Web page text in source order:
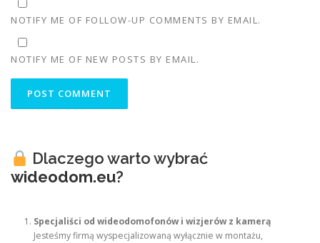
NOTIFY ME OF FOLLOW-UP COMMENTS BY EMAIL.
NOTIFY ME OF NEW POSTS BY EMAIL.
Dlaczego warto wybrać
wideodom.eu?
Specjaliści od wideodomofonów i wizjerów z kamerą
Jesteśmy firmą wyspecjalizowaną wyłącznie w montażu,